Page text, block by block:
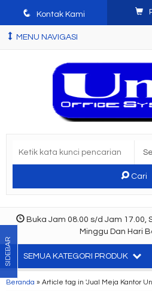
q Kontak Kami
MENU NAVIGASI
Cari
Buka Jam 08.00 s/d Jam 17.00,
Minggu Dan Hari
SEMUA KATEGORI PRODUK
Beranda » Article tag in 'Jual Meja Kantor
SIDEBAR